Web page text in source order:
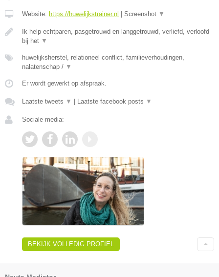
Website: https://huwelijkstrainer.nl Screenshot ▼
Ik help echtparen, pasgetrouwd en langgetrouwd, verliefd, verloofd
bij het ▼
huwelijksherstel, relationeel conflict, familieverhoudingen,
nalatenschap / ▼
Er wordt gewerkt op afspraak.
Laatste tweets ▼ Laatste facebook posts ▼
Sociale media:
BEKIJK VOLLEDIG PROFIEL